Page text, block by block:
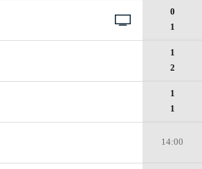
0
1
1
2
1
1
14:00